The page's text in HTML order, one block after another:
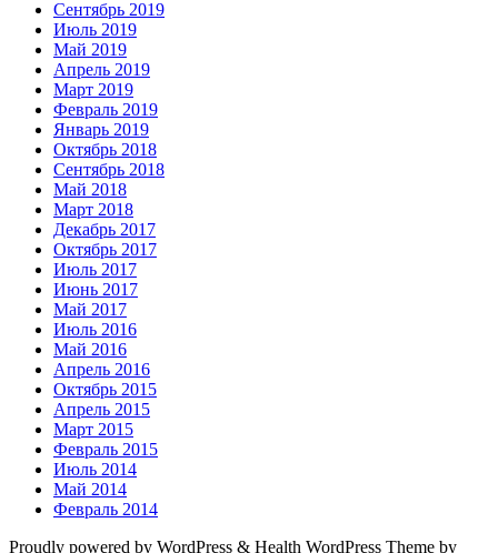
Сентябрь 2019
Июль 2019
Май 2019
Апрель 2019
Март 2019
Февраль 2019
Январь 2019
Октябрь 2018
Сентябрь 2018
Май 2018
Март 2018
Декабрь 2017
Октябрь 2017
Июль 2017
Июнь 2017
Май 2017
Июль 2016
Май 2016
Апрель 2016
Октябрь 2015
Апрель 2015
Март 2015
Февраль 2015
Июль 2014
Май 2014
Февраль 2014
Proudly powered by WordPress & Health WordPress Theme by